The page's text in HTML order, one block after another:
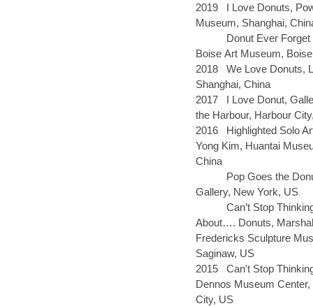
2019 I Love Donuts,
Museum, Shanghai,
Donut Ever Forget
Boise Art Museum,
2018
We Love Donuts,
Shanghai, China
2017
I Love Donut,
the Harbour, Harbour
2016
Highlighted Solo
Yong Kim, Huantai
China
Pop Goes the
Gallery, New York, US
Can’t Stop
About…. Donuts,
Fredericks Sculpture
Saginaw, US
2015
Can't Stop
Dennos Museum Center,
City, US